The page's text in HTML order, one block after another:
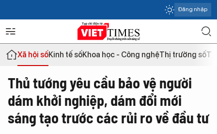
Đăng nhập
Xã hội sốKinh tế sốKhoa học - Công nghệThị trường số
Thủ tướng yêu cầu bảo vệ người
dám khởi nghiệp, dám đổi mới
sáng tạo trước các rủi ro về đầu tư